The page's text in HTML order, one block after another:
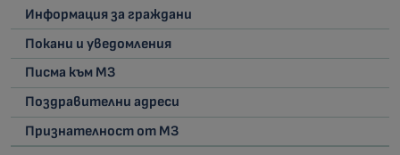
Информация за граждани
Покани и уведомления
Писма към МЗ
Поздравителни адреси
Признателност от МЗ